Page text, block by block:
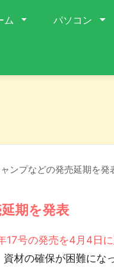
ム パソコン
ンプなどの発売延期を発
期を発表
17号の発売を4月4日
材の確保が困難にな